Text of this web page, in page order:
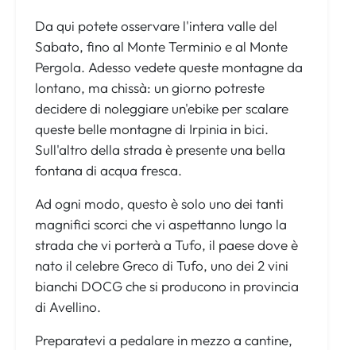
Da qui potete osservare l'intera valle del
Sabato, fino al Monte Terminio e al Monte
Pergola. Adesso vedete queste montagne da
lontano, ma chissà: un giorno potreste
decidere di noleggiare un'ebike per scalare
queste belle montagne di Irpinia in bici.
Sull'altro della strada è presente una bella
fontana di acqua fresca.
Ad ogni modo, questo è solo uno dei tanti
magnifici scorci che vi aspettanno lungo la
strada che vi porterà a Tufo, il paese dove è
nato il celebre Greco di Tufo, uno dei 2 vini
bianchi DOCG che si producono in provincia
di Avellino.
Preparatevi a pedalare in mezzo a cantine,